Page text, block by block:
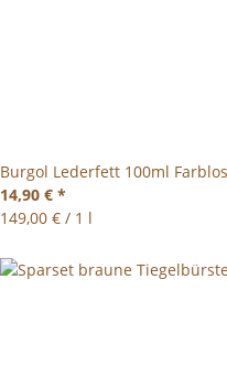
Burgol Lederfett 100ml
14,90 € *
149,00 € / 1 l